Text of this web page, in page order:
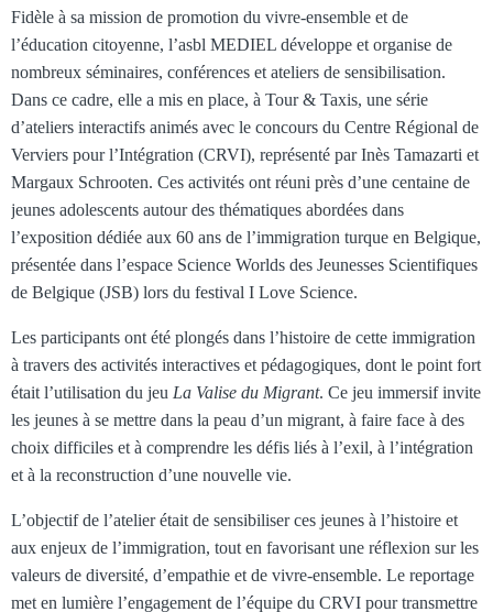
Fidèle à sa mission de promotion du vivre-ensemble et de
l’éducation citoyenne, l’asbl MEDIEL développe et organise de
nombreux séminaires, conférences et ateliers de sensibilisation.
Dans ce cadre, elle a mis en place, à Tour & Taxis, une série
d’ateliers interactifs animés avec le concours du Centre Régional de
Verviers pour l’Intégration (CRVI), représenté par Inès Tamazarti et
Margaux Schrooten. Ces activités ont réuni près d’une centaine de
jeunes adolescents autour des thématiques abordées dans
l’exposition dédiée aux 60 ans de l’immigration turque en Belgique,
présentée dans l’espace Science Worlds des Jeunesses Scientifiques
de Belgique (JSB) lors du festival I Love Science.
Les participants ont été plongés dans l’histoire de cette immigration
à travers des activités interactives et pédagogiques, dont le point fort
était l’utilisation du jeu La Valise du Migrant. Ce jeu immersif invite
les jeunes à se mettre dans la peau d’un migrant, à faire face à des
choix difficiles et à comprendre les défis liés à l’exil, à l’intégration
et à la reconstruction d’une nouvelle vie.
L’objectif de l’atelier était de sensibiliser ces jeunes à l’histoire et
aux enjeux de l’immigration, tout en favorisant une réflexion sur les
valeurs de diversité, d’empathie et de vivre-ensemble. Le reportage
met en lumière l’engagement de l’équipe du CRVI pour transmettre